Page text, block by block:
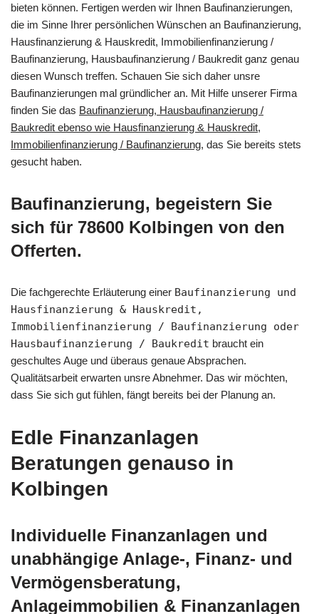
bieten können. Fertigen werden wir Ihnen Baufinanzierungen,
die im Sinne Ihrer persönlichen Wünschen an Baufinanzierung,
Hausfinanzierung & Hauskredit, Immobilienfinanzierung /
Baufinanzierung, Hausbaufinanzierung / Baukredit ganz genau
diesen Wunsch treffen. Schauen Sie sich daher unsre
Baufinanzierungen mal gründlicher an. Mit Hilfe unserer Firma
finden Sie das Baufinanzierung, Hausbaufinanzierung /
Baukredit ebenso wie Hausfinanzierung & Hauskredit,
Immobilienfinanzierung / Baufinanzierung, das Sie bereits stets
gesucht haben.
Baufinanzierung, begeistern Sie
sich für 78600 Kolbingen von den
Offerten.
Die fachgerechte Erläuterung einer Baufinanzierung und
Hausfinanzierung & Hauskredit,
Immobilienfinanzierung / Baufinanzierung oder
Hausbaufinanzierung / Baukredit braucht ein
geschultes Auge und überaus genaue Absprachen.
Qualitätsarbeit erwarten unsre Abnehmer. Das wir möchten,
dass Sie sich gut fühlen, fängt bereits bei der Planung an.
Edle Finanzanlagen
Beratungen genauso in
Kolbingen
Individuelle Finanzanlagen und
unabhängige Anlage-, Finanz- und
Vermögensberatung,
Anlageimmobilien & Finanzanlagen